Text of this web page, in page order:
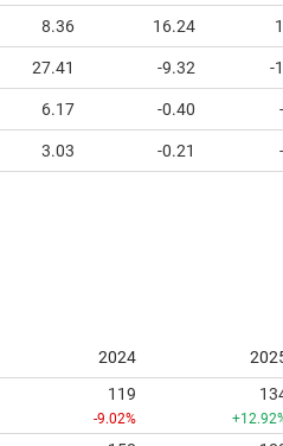
8.36 16.24
27.41 -9.32 -
6.17 -0.40
3.03 -0.21
2024
119
-9.02%